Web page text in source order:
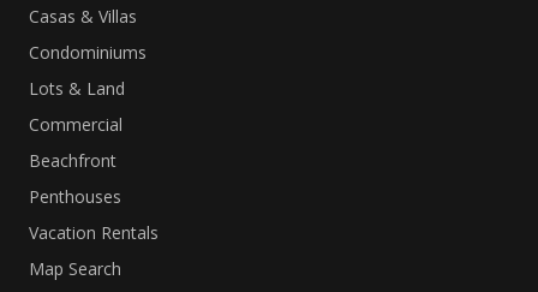
Casas & Villas
Condominiums
Lots & Land
Commercial
Beachfront
Penthouses
Vacation Rentals
Map Search